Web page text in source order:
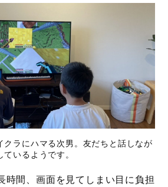
クラにハマる次男。友だちと話しなが
いるようです。
時間、画面を見てしまい目に負担